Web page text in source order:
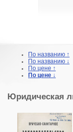
По названию ↑
По названию ↓
По цене ↑
По цене ↓
Юридическая